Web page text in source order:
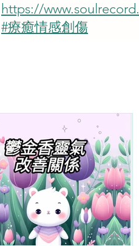
https://
#療癒情感創傷